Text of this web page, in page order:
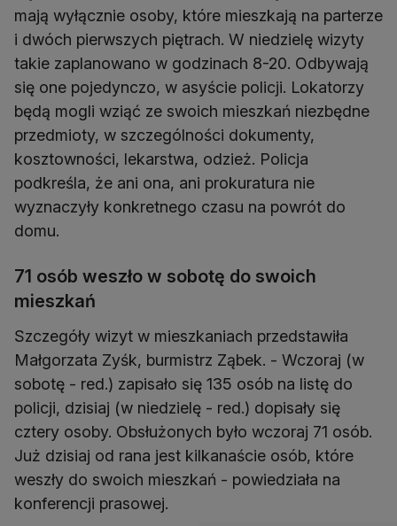
mają wyłącznie osoby, które mieszkają na parterze
i dwóch pierwszych piętrach. W niedzielę wizyty
takie zaplanowano w godzinach 8-20. Odbywają
się one pojedynczo, w asyście policji. Lokatorzy
będą mogli wziąć ze swoich mieszkań niezbędne
przedmioty, w szczególności dokumenty,
kosztowności, lekarstwa, odzież. Policja
podkreśla, że ani ona, ani prokuratura nie
wyznaczyły konkretnego czasu na powrót do
domu.
71 osób weszło w sobotę do swoich
mieszkań
Szczegóły wizyt w mieszkaniach przedstawiła
Małgorzata Zyśk, burmistrz Ząbek. - Wczoraj (w
sobotę - red.) zapisało się 135 osób na listę do
policji, dzisiaj (w niedzielę - red.) dopisały się
cztery osoby. Obsłużonych było wczoraj 71 osób.
Już dzisiaj od rana jest kilkanaście osób, które
weszły do swoich mieszkań - powiedziała na
konferencji prasowej.